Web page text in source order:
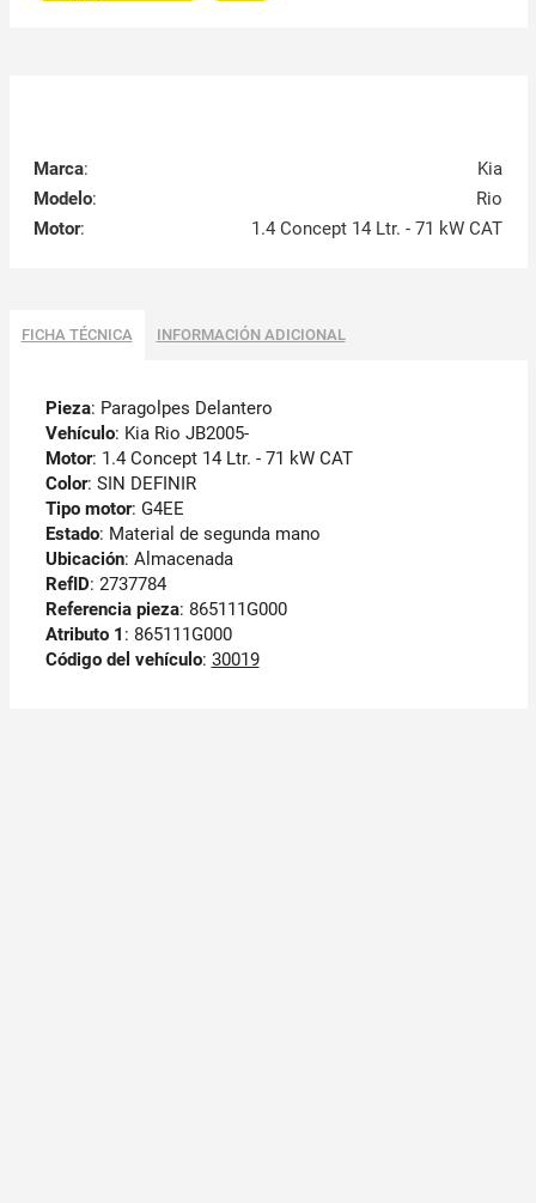
Marca:
Kia
Modelo:
Rio
Motor: 1.4 Concept 14 Ltr. - 71 kW CAT
FICHA TÉCNICA INFORMACIÓN ADICIONAL
Pieza: Paragolpes Delantero
Vehículo: Kia Rio JB2005-
Motor: 1.4 Concept 14 Ltr. - 71 kW CAT
Color: SIN DEFINIR
Tipo motor: G4EE
Estado: Material de segunda mano
Ubicación: Almacenada
RefID: 2737784
Referencia pieza: 865111G000
Atributo 1 : 865111G000
Código del vehículo: 30019